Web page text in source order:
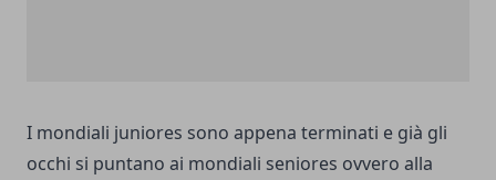
I mondiali juniores sono appena terminati e già gli
occhi si puntano ai mondiali seniores ovvero alla